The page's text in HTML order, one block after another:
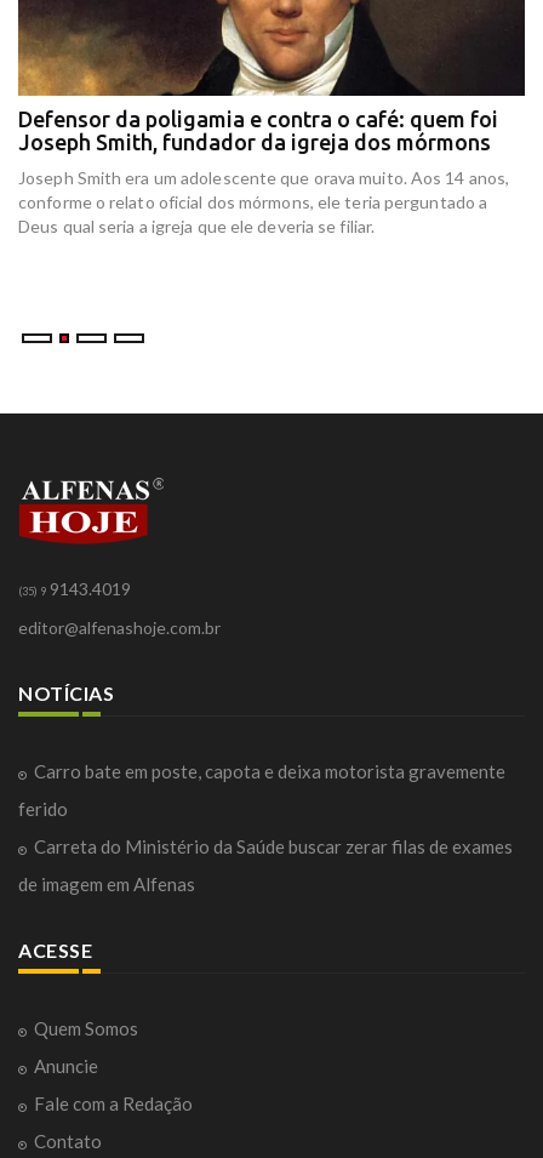
Defensor da poligamia e contra o café: quem foi
Joseph Smith, fundador da igreja dos mórmons
Joseph Smith era um adolescente que orava muito. Aos 14 anos,
conforme o relato oficial dos mórmons, ele teria perguntado a
Deus qual seria a igreja que ele deveria se filiar.
(35) 9 9143.4019
editor@alfenashoje.com.br
NOTÍCIAS
Carro bate em poste, capota e deixa motorista gravemente
ferido
Carreta do Ministério da Saúde buscar zerar filas de exames
de imagem em Alfenas
ACESSE
Quem Somos
Anuncie
Fale com a Redação
Contato